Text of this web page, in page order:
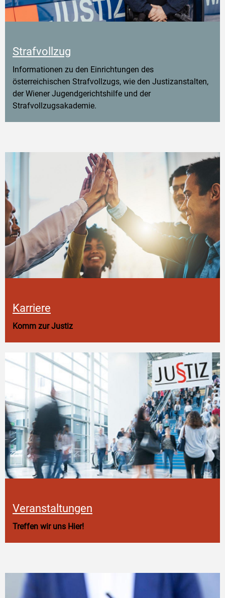
Strafvollzug
Informationen zu den Einrichtungen des
österreichischen Strafvollzugs, wie den Justizanstalten,
der Wiener Jugendgerichtshilfe und der
Strafvollzugsakademie.
Karriere
Komm zur Justiz
Veranstaltungen
Treffen wir uns Hier!